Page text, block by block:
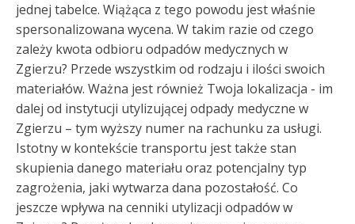
jednej tabelce. Wiążąca z tego powodu jest właśnie
spersonalizowana wycena. W takim razie od czego
zależy kwota odbioru odpadów medycznych w
Zgierzu? Przede wszystkim od rodzaju i ilości swoich
materiałów. Ważna jest również Twoja lokalizacja - im
dalej od instytucji utylizującej odpady medyczne w
Zgierzu – tym wyższy numer na rachunku za usługi.
Istotny w kontekście transportu jest także stan
skupienia danego materiału oraz potencjalny typ
zagrożenia, jaki wytwarza dana pozostałość. Co
jeszcze wpływa na cenniki utylizacji odpadów w